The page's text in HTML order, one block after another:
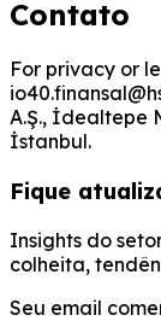
Contato
For privacy or
A.Ş., İdealtepe
İstanbul.
Fique
Insights do
colheita,
Seu email